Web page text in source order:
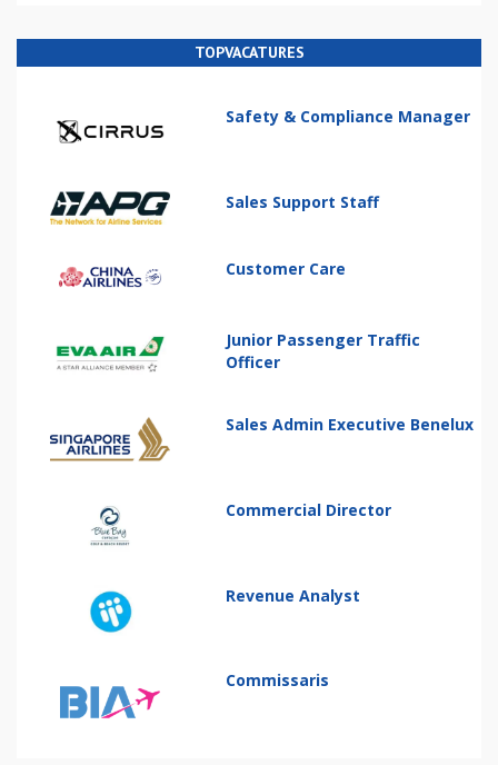
TOPVACATURES
Safety & Compliance Manager
Sales Support Staff
Customer Care
Junior Passenger Traffic
Officer
Sales Admin Executive Benelux
Commercial Director
Revenue Analyst
Commissaris